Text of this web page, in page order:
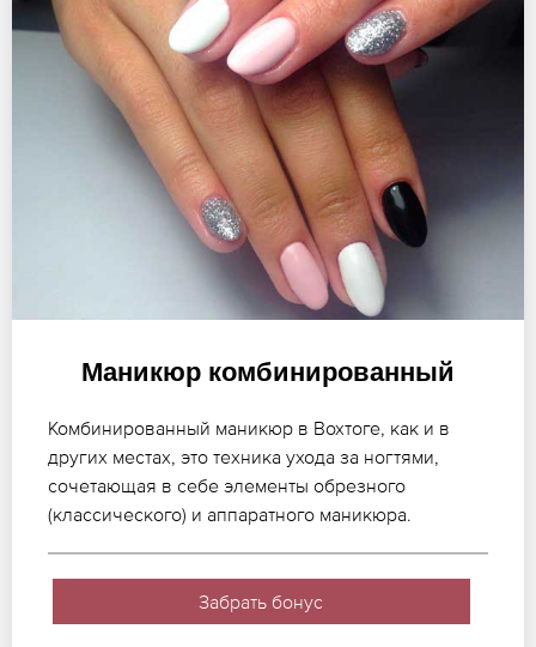
Маникюр комбинированный
Комбинированный маникюр в Вохтоге, как и в
других местах, это техника ухода за ногтями,
сочетающая в себе элементы обрезного
(классического) и аппаратного маникюра.
Забрать бонус